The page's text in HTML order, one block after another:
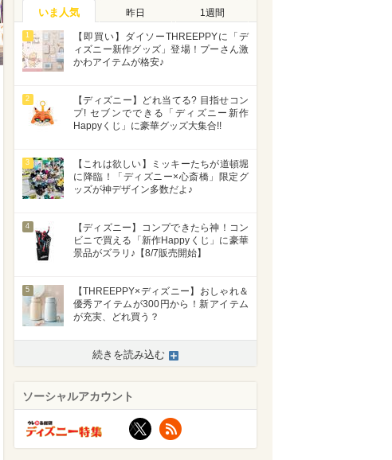
いま人気 昨日 1週間
1
【即買い】ダイソーTHREEPPYに「デ
ィズニー新作グッズ」登場！プーさん激
かわアイテムが格安♪
2
【ディズニー】どれ当てる? 目指せコン
プ! セブンでできる「ディズニー新作
Happyくじ」に豪華グッズ大集合!!
3
【これは欲しい】ミッキーたちが道頓堀
に降臨！「ディズニー×心斎橋」限定グ
ッズが神デザイン多数だよ♪
4
【ディズニー】コンプできたら神！コン
ビニで買える「新作Happyくじ」に豪華
景品がズラリ♪【8/7販売開始】
5
【THREEPPY×ディズニー】おしゃれ＆
優秀アイテムが300円から！新アイテム
が充実、どれ買う？
続きを読み込む
ソーシャルアカウント
X